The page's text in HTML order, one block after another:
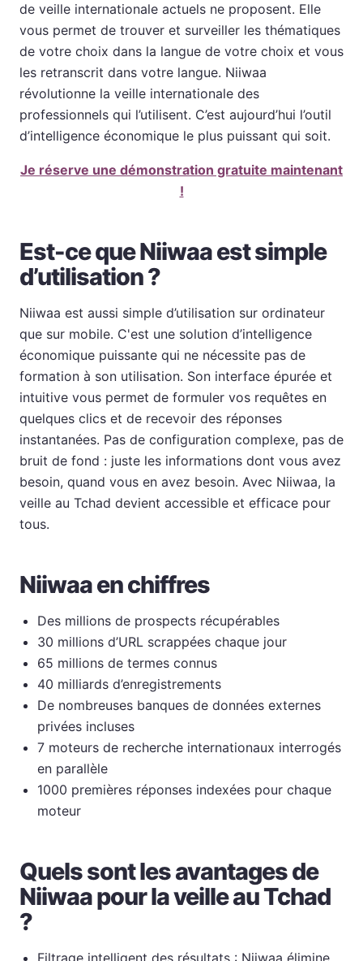
de veille internationale actuels ne proposent. Elle
vous permet de trouver et surveiller les thématiques
de votre choix dans la langue de votre choix et vous
les retranscrit dans votre langue. Niiwaa
révolutionne la veille internationale des
professionnels qui l’utilisent. C’est aujourd’hui l’outil
d’intelligence économique le plus puissant qui soit.
Je réserve une démonstration gratuite maintenant
!
Est-ce que Niiwaa est simple
d’utilisation ?
Niiwaa est aussi simple d’utilisation sur ordinateur
que sur mobile. C'est une solution d’intelligence
économique puissante qui ne nécessite pas de
formation à son utilisation. Son interface épurée et
intuitive vous permet de formuler vos requêtes en
quelques clics et de recevoir des réponses
instantanées. Pas de configuration complexe, pas de
bruit de fond : juste les informations dont vous avez
besoin, quand vous en avez besoin. Avec Niiwaa, la
veille au Tchad devient accessible et efficace pour
tous.
Niiwaa en chiffres
Des millions de prospects récupérables
30 millions d’URL scrappées chaque jour
65 millions de termes connus
40 milliards d’enregistrements
De nombreuses banques de données externes
privées incluses
7 moteurs de recherche internationaux interrogés
en parallèle
1000 premières réponses indexées pour chaque
moteur
Quels sont les avantages de
Niiwaa pour la veille au Tchad
?